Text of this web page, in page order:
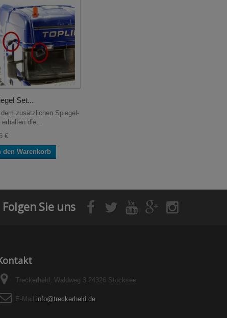
Set...
dem zusätzlichen Spiegel-
erhalten die...
€
den Warenkorb
Folgen Sie uns
Treckerheld, Waldweg 3 24326 Stocksee
E-Mail info@treckerheld.de